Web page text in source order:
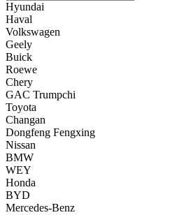
Hyundai
Haval
Volkswagen
Geely
Buick
Roewe
Chery
GAC Trumpchi
Toyota
Changan
Dongfeng Fengxing
Nissan
BMW
WEY
Honda
BYD
Mercedes-Benz